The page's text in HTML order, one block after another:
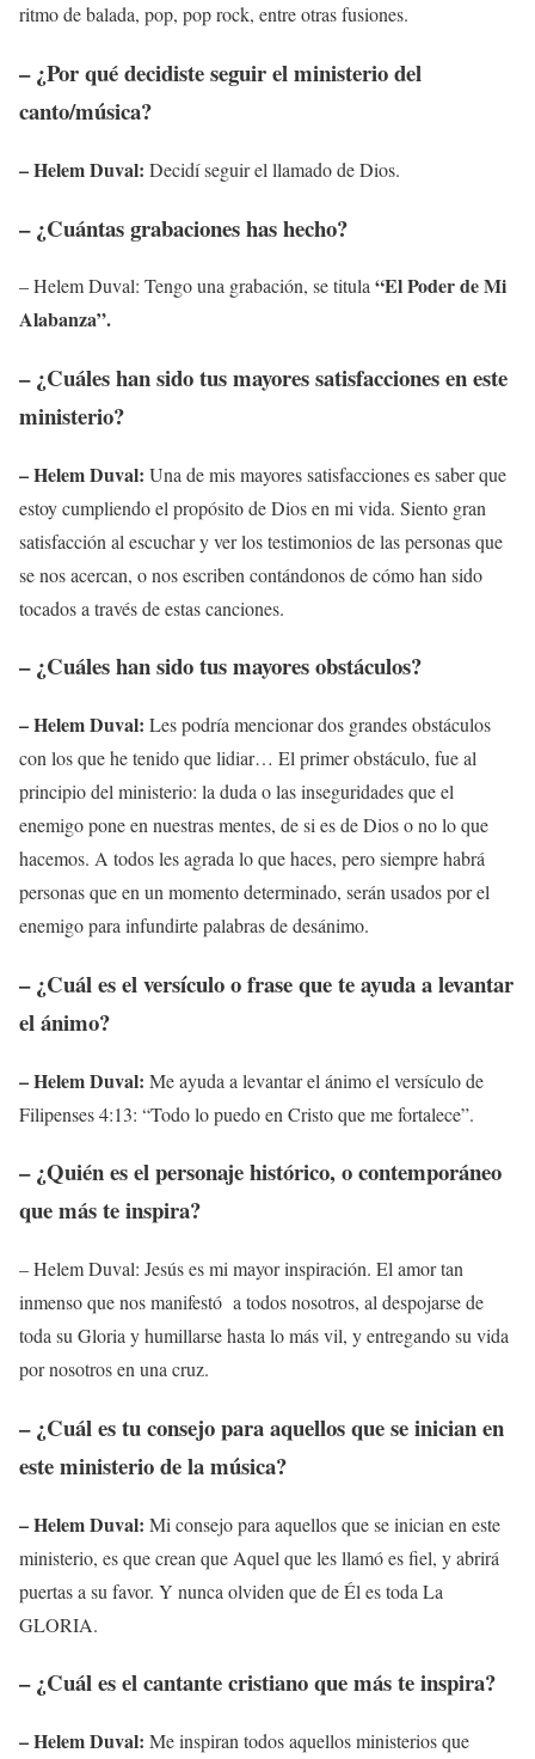
ritmo de balada, pop, pop rock, entre otras fusiones.
– ¿Por qué decidiste seguir el ministerio del
canto/música?
– Helem Duval: Decidí seguir el llamado de Dios.
– ¿Cuántas grabaciones has hecho?
– Helem Duval: Tengo una grabación, se titula“El Poder de Mi
Alabanza”.
– ¿Cuáles han sido tus mayores satisfacciones en este
ministerio?
– Helem Duval: Una de mis mayores satisfacciones es saber que
estoy cumpliendo el propósito de Dios en mi vida. Siento gran
satisfacción al escuchar y ver los testimonios de las personas que
se nos acercan, o nos escriben contándonos de cómo han sido
tocados a través de estas canciones.
– ¿Cuáles han sido tus mayores obstáculos?
– Helem Duval: Les podría mencionar dos grandes obstáculos
con los que he tenido que lidiar… El primer obstáculo, fue al
principio del ministerio: la duda o las inseguridades que el
enemigo pone en nuestras mentes, de si es de Dios o no lo que
hacemos. A todos les agrada lo que haces, pero siempre habrá
personas que en un momento determinado, serán usados por el
enemigo para infundirte palabras de desánimo.
– ¿Cuál es el versículo o frase que te ayuda a levantar
el ánimo?
– Helem Duval: Me ayuda a levantar el ánimo el versículo de
Filipenses 4:13: “Todo lo puedo en Cristo que me fortalece”.
– ¿Quién es el personaje histórico, o contemporáneo
que más te inspira?
– Helem Duval: Jesús es mi mayor inspiración. El amor tan
inmenso que nos manifestó a todos nosotros, al despojarse de
toda su Gloria y humillarse hasta lo más vil, y entregando su vida
por nosotros en una cruz.
– ¿Cuál es tu consejo para aquellos que se inician en
este ministerio de la música?
– Helem Duval: Mi consejo para aquellos que se inician en este
ministerio, es que crean que Aquel que les llamó es fiel, y abrirá
puertas a su favor. Y nunca olviden que de Él es toda La
GLORIA.
– ¿Cuál es el cantante cristiano que más te inspira?
– Helem Duval: Me inspiran todos aquellos ministerios que